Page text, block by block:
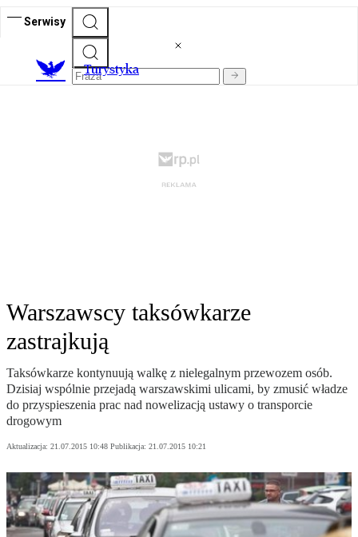
Serwisy
Turystyka
Warszawscy taksówkarze
zastrajkują
Taksówkarze kontynuują walkę z nielegalnym przewozem osób.
Dzisiaj wspólnie przejadą warszawskimi ulicami, by zmusić władze
do przyspieszenia prac nad nowelizacją ustawy o transporcie
drogowym
Aktualizacja: 21.07.2015 10:48 Publikacja: 21.07.2015 10:21